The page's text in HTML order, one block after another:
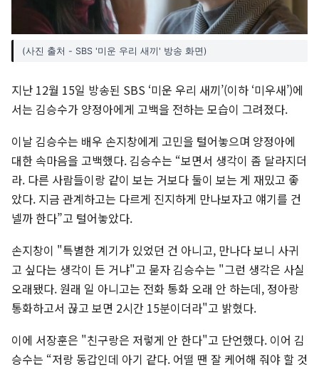
(사진 출처 - SBS '미운 우리 새끼' 방송 화면)
지난 12월 15일 방송된 SBS ‘미운 우리 새끼’(이하 ‘미우새’)에
서는 김승수가 양정아에게 고백을 전하는 모습이 그려졌다.
이날 김승수는 배우 손지창에게 고민을 털어놓으며 양정아에
대한 속마음을 고백했다. 김승수는 “보면서 생각이 좀 달라지더
라. 다른 사람들이랑 같이 보는 거보다 둘이 보는 게 재밌고 좋
았다. 지금 관계하고는 다르게 진지하게 만나보자고 얘기를 건
넬까 한다”고 털어놓았다.
손지창이 "특별한 계기가 있었던 건 아니고, 만나다 보니 사귀
고 싶다는 생각이 든 거냐"고 묻자 김승수는 "그런 생각은 사실
오래됐다. 원래 일 아니고는 전화 통화 오래 안 하는데, 정아랑
통화하고서 끊고 보면 2시간 15분이더라"고 밝혔다.
이에 서장훈은 "친구랑은 저렇게 안 한다"고 단언했다. 이어 김
승수는 “저랑 동갑인데 아기 같다. 어떨 땐 잘 케어해 줘야 할 것